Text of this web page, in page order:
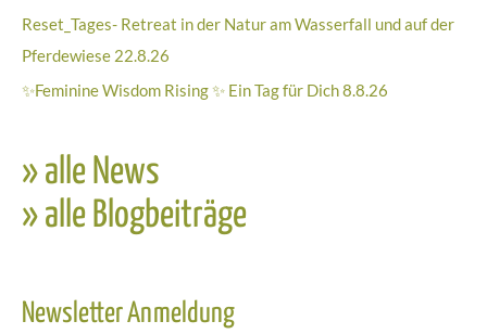
Reset_Tages- Retreat in der Natur am Wasserfall und auf der
Pferdewiese 22.8.26
✨Feminine Wisdom Rising ✨ Ein Tag für Dich 8.8.26
» alle News
» alle Blogbeiträge
Newsletter Anmeldung